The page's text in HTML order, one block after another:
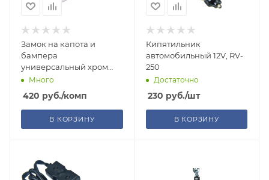
Замок на капота и
бампера
универсальный хром
(DP-186)
Много
420 руб./комп
В КОРЗИНУ
Кипятильник
автомобильный 12V, RV-
250
Достаточно
230 руб./шт
В КОРЗИНУ